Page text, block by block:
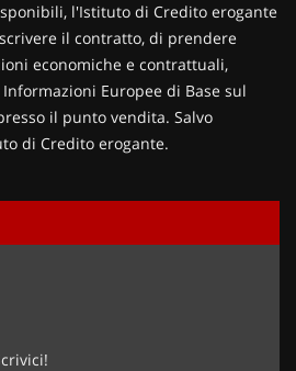
privacy*
dei miei dati per finalità di
tua richiesta
l'Istituto di Credito erogante
il contratto, di prendere
economiche e contrattuali,
Europee di Base sul
il punto vendita. Salvo
di Credito erogante.